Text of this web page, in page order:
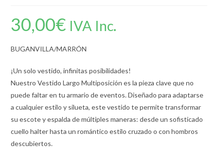
30,00€ IVA Inc.
BUGANVILLA/MARRÓN
¡Un solo vestido, infinitas posibilidades!
Nuestro Vestido Largo Multiposición es la pieza clave que no
puede faltar en tu armario de eventos. Diseñado para adaptarse
a cualquier estilo y silueta, este vestido te permite transformar
su escote y espalda de múltiples maneras: desde un sofisticado
cuello halter hasta un romántico estilo cruzado o con hombros
descubiertos.